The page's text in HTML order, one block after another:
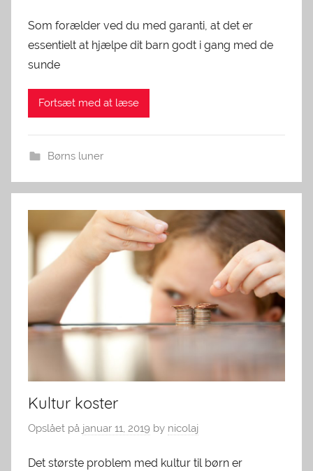
Som forælder ved du med garanti, at det er
essentielt at hjælpe dit barn godt i gang med de
sunde
Fortsæt med at læse
Børns luner
Kultur koster
Opslået på januar 11, 2019 by nicolaj
Det største problem med kultur til børn er